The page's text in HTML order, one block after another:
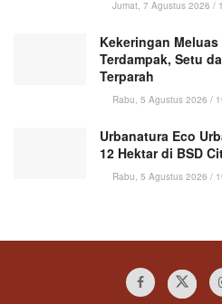
Jumat, 7 Agustus 2026 /
Kekeringan
Terdampak, Setu
Terparah
Rabu, 5 Agustus 2026 /
Urbanatura Eco
12 Hektar di BSD
Rabu, 5 Agustus 2026 /